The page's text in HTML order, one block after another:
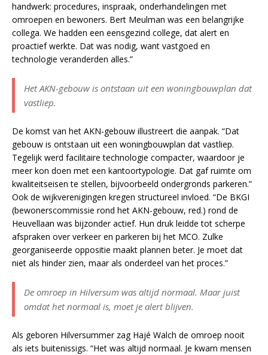
handwerk: procedures, inspraak, onderhandelingen met
omroepen en bewoners. Bert Meulman was een belangrijke
collega. We hadden een eensgezind college, dat alert en
proactief werkte. Dat was nodig, want vastgoed en
technologie veranderden alles.”
Het AKN-gebouw is ontstaan uit een woningbouwplan dat
vastliep.
De komst van het AKN-gebouw illustreert die aanpak. “Dat
gebouw is ontstaan uit een woningbouwplan dat vastliep.
Tegelijk werd facilitaire technologie compacter, waardoor je
meer kon doen met een kantoortypologie. Dat gaf ruimte om
kwaliteitseisen te stellen, bijvoorbeeld ondergronds parkeren.”
Ook de wijkverenigingen kregen structureel invloed. “De BKGI
(bewonerscommissie rond het AKN-gebouw, red.) rond de
Heuvellaan was bijzonder actief. Hun druk leidde tot scherpe
afspraken over verkeer en parkeren bij het MCO. Zulke
georganiseerde oppositie maakt plannen beter. Je moet dat
niet als hinder zien, maar als onderdeel van het proces.”
De omroep in Hilversum was altijd normaal. Maar juist
omdat het normaal is, moet je alert blijven.
Als geboren Hilversummer zag Hajé Walch de omroep nooit
als iets buitenissigs. “Het was altijd normaal. Je kwam mensen